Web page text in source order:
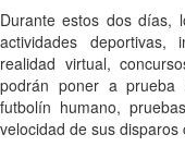
Durante estos dos días,
actividades deportivas,
realidad virtual,
podrán poner a prueba
futbolín humano,
velocidad de sus disparos